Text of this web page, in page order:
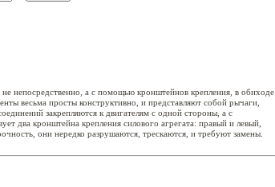
непосредственно, а с помощью кронштейнов крепления, в обиходе
весьма просты конструктивно, и представляют собой рычаги,
закрепляются к двигателям с одной стороны, а с
два кронштейна крепления силового агрегата: правый и левый,
они нередко разрушаются, трескаются, и требуют замены.